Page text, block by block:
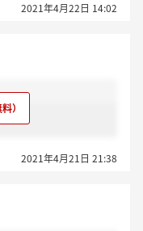
2021年4月22日 14:02
2021年4月21日 21:38